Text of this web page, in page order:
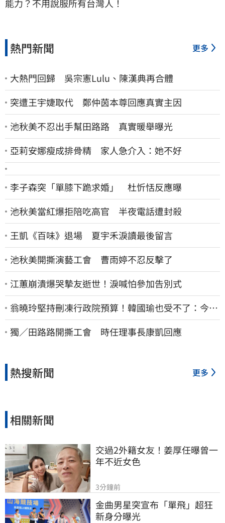
能力？不用說服所有台灣人！
熱門新聞 更多
大熱門回歸 吳宗憲Lulu、陳漢典再合體
突遭王宇婕取代 鄭仲茵本尊回應真實主因
池秋美不忍出手幫田路路 真實暖舉曝光
亞莉安娜瘦成排骨精 家人急介入：她不好
李子森突「單膝下跪求婚」 杜忻恬反應曝
池秋美當紅爆拒陪吃高官 半夜電話遭封殺
王凱《百味》退場 夏宇禾淚讀最後留言
池秋美開撕演藝工會 曹雨婷不忍反擊了
江蕙崩潰爆哭摯友逝世！淚喊怕參加告別式
翁曉玲堅持刪凍行政院預算！韓國瑜也受不了：今年
剩4個月你思考一下
獨／田路路開撕工會 時任理事長康凱回應
熱搜新聞 更多
相關新聞
交過2外籍女友！姜厚任曝曾一
年不近女色
3分鐘前
金曲男星突宣布「單飛」超狂
新身分曝光